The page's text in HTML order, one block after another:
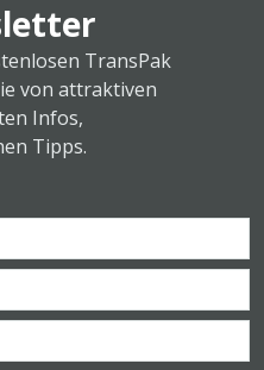
TransPak
von attraktiven
Infos,
Tipps.